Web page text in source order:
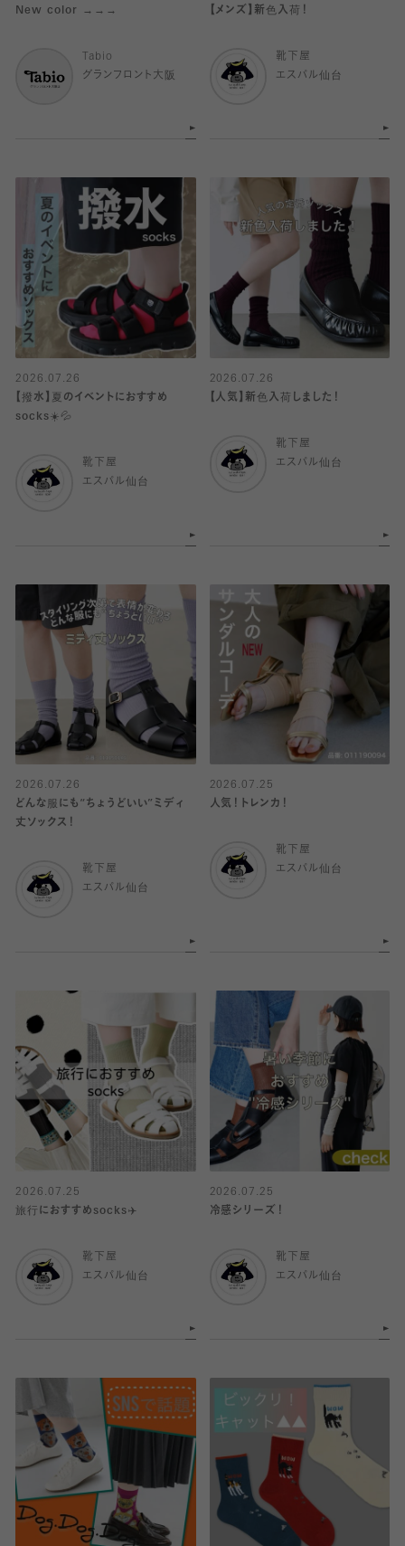
New color →→→
Tabio
グランフロント大阪
【メンズ】新色入荷！
靴下屋
エスパル仙台
2026.07.26
【撥水】夏のイベントにおすすめ
socks☀️💦
靴下屋
エスパル仙台
2026.07.26
【人気】新色入荷しました！
靴下屋
エスパル仙台
2026.07.26
どんな服にも“ちょうどいい”ミディ
丈ソックス！
靴下屋
エスパル仙台
2026.07.25
人気！トレンカ！
靴下屋
エスパル仙台
2026.07.25
旅行におすすめsocks✈️
靴下屋
エスパル仙台
2026.07.25
冷感シリーズ！
靴下屋
エスパル仙台